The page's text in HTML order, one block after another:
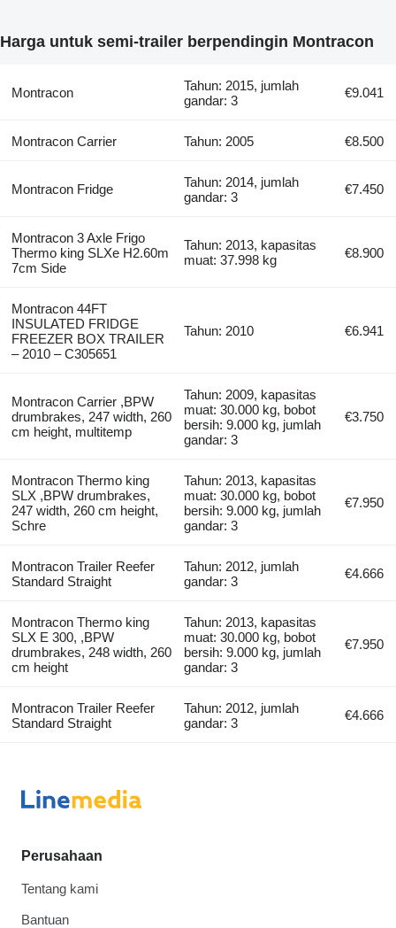
Harga untuk semi-trailer berpendingin Montracon
Montracon
Tahun: 2015, jumlah
gandar: 3
€9.041
Montracon Carrier Tahun: 2005 €8.500
Montracon Fridge
Tahun: 2014, jumlah
gandar: 3
€7.450
Montracon 3 Axle Frigo
Thermo king SLXe H2.60m
7cm Side
Tahun: 2013, kapasitas
muat: 37.998 kg
€8.900
Montracon 44FT
INSULATED FRIDGE
FREEZER BOX TRAILER
– 2010 – C305651
Tahun: 2010 €6.941
Montracon Carrier ,BPW
drumbrakes, 247 width, 260
cm height, multitemp
Tahun: 2009, kapasitas
muat: 30.000 kg, bobot
bersih: 9.000 kg, jumlah
gandar: 3
€3.750
Montracon Thermo king
SLX ,BPW drumbrakes,
247 width, 260 cm height,
Schre
Tahun: 2013, kapasitas
muat: 30.000 kg, bobot
bersih: 9.000 kg, jumlah
gandar: 3
€7.950
Montracon Trailer Reefer
Standard Straight
Tahun: 2012, jumlah
gandar: 3
€4.666
Montracon Thermo king
SLX E 300, ,BPW
drumbrakes, 248 width, 260
cm height
Tahun: 2013, kapasitas
muat: 30.000 kg, bobot
bersih: 9.000 kg, jumlah
gandar: 3
€7.950
Montracon Trailer Reefer
Standard Straight
Tahun: 2012, jumlah
gandar: 3
€4.666
Perusahaan
Tentang kami
Bantuan